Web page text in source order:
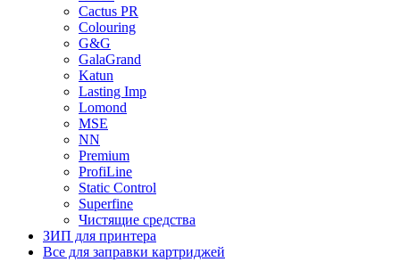
Cactus PR
Colouring
G&G
GalaGrand
Katun
Lasting Imp
Lomond
MSE
NN
Premium
ProfiLine
Static Control
Superfine
Чистящие средства
ЗИП для принтера
Все для заправки картриджей